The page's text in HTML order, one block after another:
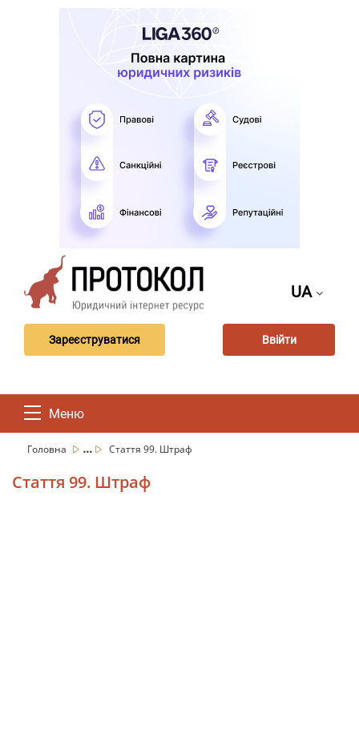
UA
Зареєструватися Ввійти
Меню
Головна ... Стаття 99. Штраф
Стаття 99. Штраф